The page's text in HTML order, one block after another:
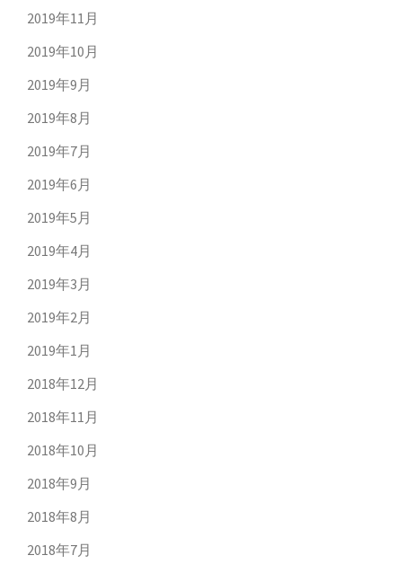
2019年11月
2019年10月
2019年9月
2019年8月
2019年7月
2019年6月
2019年5月
2019年4月
2019年3月
2019年2月
2019年1月
2018年12月
2018年11月
2018年10月
2018年9月
2018年8月
2018年7月